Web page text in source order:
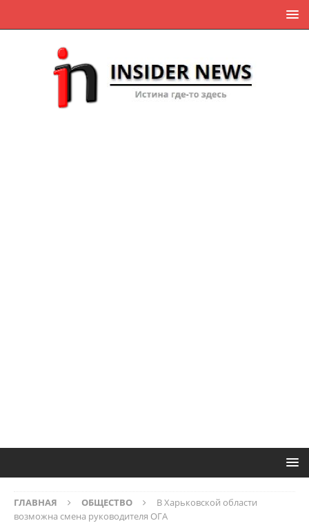
ГЛАВНАЯ ОБЩЕСТВО
В Харьковской области
возможна смена руководителя ОГА